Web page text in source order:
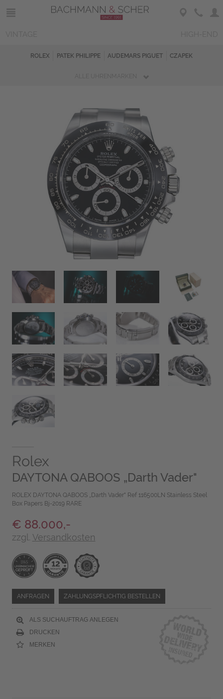
ROLEX PATEK PHILIPPE AUDEMARS PIGUET CZAPEK
Rolex
DAYTONA QABOOS „Darth Vader"
ROLEX DAYTONA QABOOS „Darth Vader" Ref 116500LN Stainless Steel
Box Papers Bj-2019 RARE
€ 88.000,-
zzgl. Versandkosten
ANFRAGEN ZAHLUNGSPFLICHTIG BESTELLEN
ALS SUCHAUFTRAG ANLEGEN
DRUCKEN
MERKEN